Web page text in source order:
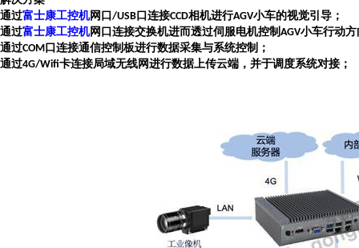
通过富士康工控机网口 /USB 口连接CCD相机进行AGV小车的视觉引导；
通过富士康工控机网口连接交换机进而透过伺服电机控制 AGV小车行动方
通过COM 口连接通信控制板进行数据采集与系统控制；
通过4G/Wifi卡连接局域无线网进行数据上传云端，并于调度系统对接；